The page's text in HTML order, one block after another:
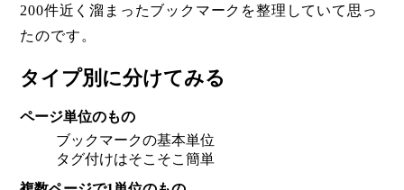
200件近く溜まったブックマークを整理していて思っ
たのです。
タイプ別に分けてみる
ページ単位のもの
ブックマークの基本単位
タグ付けはそこそこ簡単